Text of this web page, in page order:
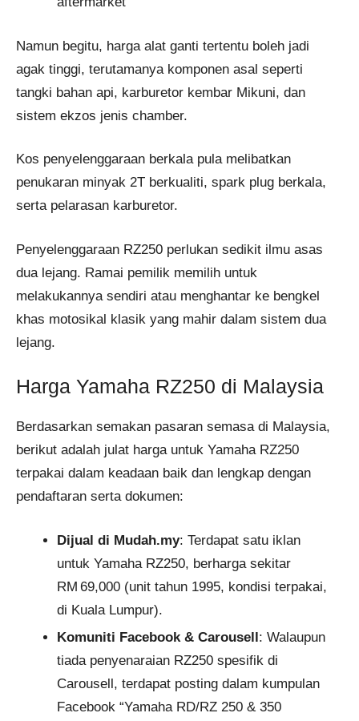
Namun begitu, harga alat ganti tertentu boleh jadi
agak tinggi, terutamanya komponen asal seperti
tangki bahan api, karburetor kembar Mikuni, dan
sistem ekzos jenis chamber.
Kos penyelenggaraan berkala pula melibatkan
penukaran minyak 2T berkualiti, spark plug berkala,
serta pelarasan karburetor.
Penyelenggaraan RZ250 perlukan sedikit ilmu asas
dua lejang. Ramai pemilik memilih untuk
melakukannya sendiri atau menghantar ke bengkel
khas motosikal klasik yang mahir dalam sistem dua
lejang.
Harga Yamaha RZ250 di Malaysia
Berdasarkan semakan pasaran semasa di Malaysia,
berikut adalah julat harga untuk Yamaha RZ250
terpakai dalam keadaan baik dan lengkap dengan
pendaftaran serta dokumen:
Dijual di Mudah.my: Terdapat satu iklan
untuk Yamaha RZ250, berharga sekitar
RM 69,000 (unit tahun 1995, kondisi terpakai,
di Kuala Lumpur).
Komuniti Facebook & Carousell: Walaupun
tiada penyenaraian RZ250 spesifik di
Carousell, terdapat posting dalam kumpulan
Facebook “Yamaha RD/RZ 250 & 350